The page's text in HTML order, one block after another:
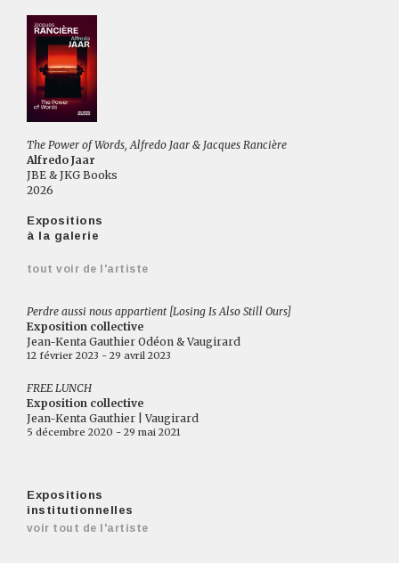
The Power of Words, Alfredo Jaar & Jacques Rancière
Alfredo Jaar
JBE & JKG Books
2026
Expositions
à la galerie
tout voir de l'artiste
Perdre aussi nous appartient [Losing Is Also Still Ours]
Exposition collective
Jean-Kenta Gauthier Odéon & Vaugirard
12 février 2023 - 29 avril 2023
FREE LUNCH
Exposition collective
Jean-Kenta Gauthier | Vaugirard
5 décembre 2020 - 29 mai 2021
Expositions
institutionnelles
voir tout de l'artiste